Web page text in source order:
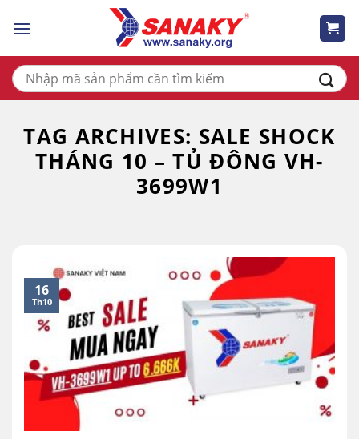
Tìm
kiếm:
TAG ARCHIVES: SALE SHOCK
THÁNG 10 – TỦ ĐÔNG VH-
3699W1
16
Th10